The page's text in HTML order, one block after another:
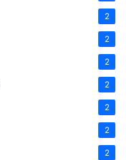
2
2
2
2
2
2
2